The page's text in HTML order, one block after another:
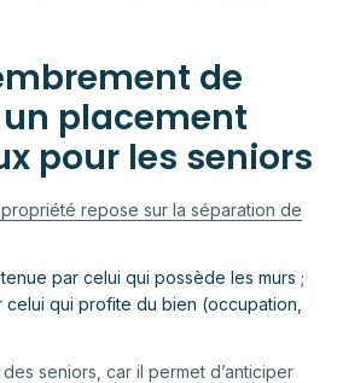
de
placement
pour les seniors
repose sur la séparation de
par celui qui possède les murs ;
celui qui profite du bien (occupation,
seniors, car il permet d’anticiper